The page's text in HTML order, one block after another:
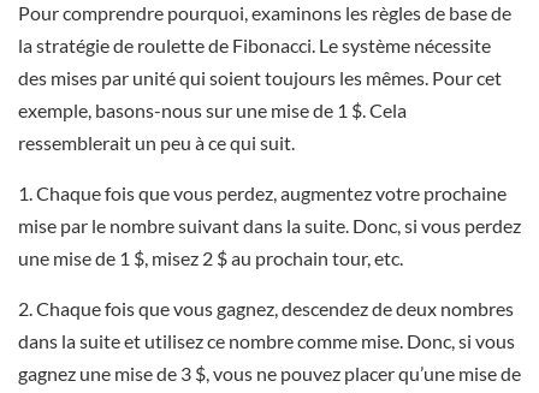
Pour comprendre pourquoi, examinons les règles de base de
la stratégie de roulette de Fibonacci. Le système nécessite
des mises par unité qui soient toujours les mêmes. Pour cet
exemple, basons-nous sur une mise de 1 $. Cela
ressemblerait un peu à ce qui suit.
1. Chaque fois que vous perdez, augmentez votre prochaine
mise par le nombre suivant dans la suite. Donc, si vous perdez
une mise de 1 $, misez 2 $ au prochain tour, etc.
2. Chaque fois que vous gagnez, descendez de deux nombres
dans la suite et utilisez ce nombre comme mise. Donc, si vous
gagnez une mise de 3 $, vous ne pouvez placer qu’une mise de